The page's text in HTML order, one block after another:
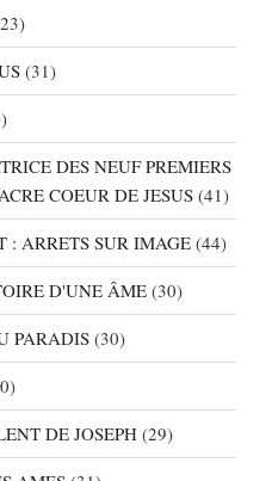
(31)
DES NEUF PREMIERS
COEUR DE JESUS (41)
: ARRETS SUR IMAGE (44)
D'UNE ÂME (30)
PARADIS (30)
DE JOSEPH (29)